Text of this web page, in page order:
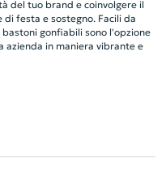
del tuo brand e coinvolgere il
festa e sostegno. Facili da
gonfiabili sono l'opzione
in maniera vibrante e